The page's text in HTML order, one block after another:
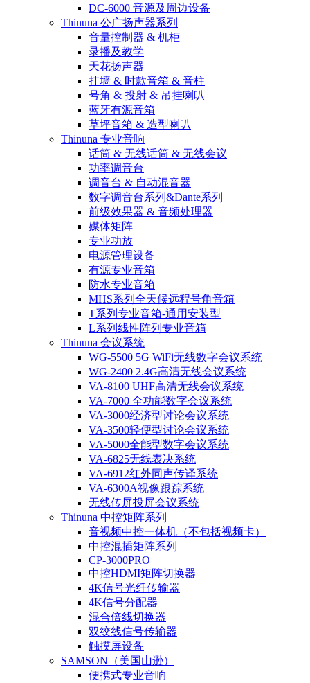
DC-6000 音源及周边设备
Thinuna 公广扬声器系列
音量控制器 & 机柜
录播及教学
天花扬声器
挂墙 & 时款音箱 & 音柱
号角 & 投射 & 吊挂喇叭
蓝牙有源音箱
草坪音箱 & 造型喇叭
Thinuna 专业音响
话筒 & 无线话筒 & 无线会议
功率调音台
调音台 & 自动混音器
数字调音台系列&Dante系列
前级效果器 & 音频处理器
媒体矩阵
专业功放
电源管理设备
有源专业音箱
防水专业音箱
MHS系列全天候远程号角音箱
T系列专业音箱-通用安装型
L系列线性阵列专业音箱
Thinuna 会议系统
WG-5500 5G WiFi无线数字会议系统
WG-2400 2.4G高清无线会议系统
VA-8100 UHF高清无线会议系统
VA-7000 全功能数字会议系统
VA-3000经济型讨论会议系统
VA-3500轻便型讨论会议系统
VA-5000全能型数字会议系统
VA-6825无线表决系统
VA-6912红外同声传译系统
VA-6300A视像跟踪系统
无线传屏投屏会议系统
Thinuna 中控矩阵系列
音视频中控一体机（不包括视频卡）
中控混插矩阵系列
CP-3000PRO
中控HDMI矩阵切换器
4K信号光纤传输器
4K信号分配器
混合倍线切换器
双绞线信号传输器
触摸屏设备
SAMSON（美国山逊）
便携式专业音响